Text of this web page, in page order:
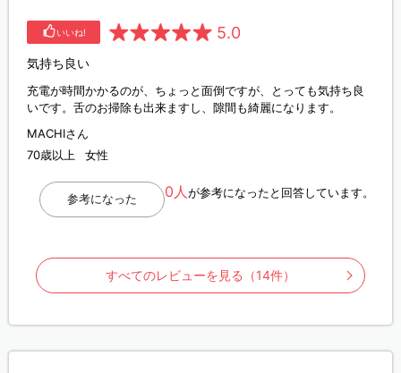
いいね! 5.0
気持ち良い
充電が時間かかるのが、ちょっと面倒ですが、とっても気持ち良
いです。舌のお掃除も出来ますし、隙間も綺麗になります。
MACHIさん
70歳以上
女性
0人 が参考になったと回答しています。
参考になった
すべてのレビューを見る（14件）